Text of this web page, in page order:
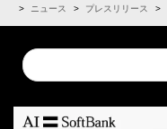
ニュース プレスリリース
Conduct
a